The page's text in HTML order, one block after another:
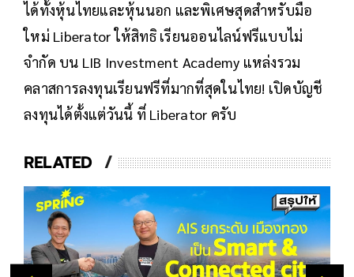
ได้ทั้งหุ้นไทยและหุ้นนอก และพิเศษสุดสำหรับมือ
ใหม่ Liberator ให้สิทธิ เรียนออนไลน์ฟรีแบบไม่
จำกัด บน LIB Investment Academy แหล่งรวม
คลาสการลงทุนเรียนฟรีที่มากที่สุดในไทย! เปิดบัญชี
ลงทุนได้ตั้งแต่วันนี้ ที่ Liberator ครับ
RELATED